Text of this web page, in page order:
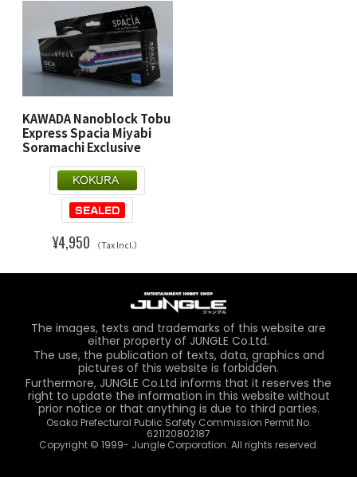
KAWADA Nanoblock Tobu
Express Spacia Miyabi
Soramachi Exclusive
¥4,950 （Tax Incl.）
The images, texts and trademarks of this website are
either property of JUNGLE Co.Ltd.
The use, the publication of texts, data, graphics and
pictures of this website is forbidden.
Furthermore, JUNGLE Co.Ltd informs that it reserves the
right to update the information in this website without
prior notice or that anything is due to third parties.
Osaka Prefectural Public Safety Commission Permit No.
621120802187
Copyright © 1999- Jungle Corporation. All rights reserved.